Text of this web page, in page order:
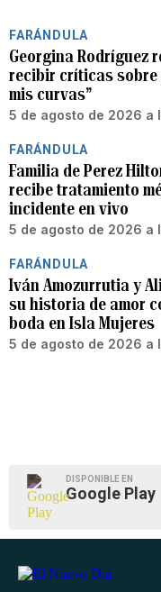
FARÁNDULA
Georgina Rodríguez
recibir críticas sobre
mis curvas”
5 de agosto de 2026 a
FARÁNDULA
Familia de Perez
recibe tratamiento
incidente en vivo
5 de agosto de 2026 a
FARÁNDULA
Iván Amozurrutia y
su historia de amor
boda en Isla Mujeres
5 de agosto de 2026 a
DISPONIBLE EN
Google Play